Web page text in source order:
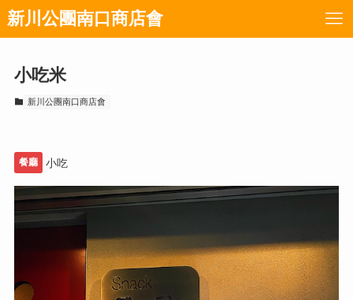
新川公團南口商店會
小吃米
新川公團南口商店會
餐廳 小吃